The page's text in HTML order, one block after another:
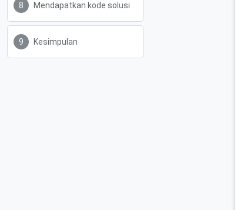
Mendapatkan kode solusi
Kesimpulan